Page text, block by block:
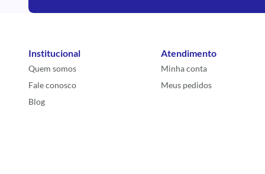
Institucional
Quem somos
Fale conosco
Blog
Atendimento
Minha conta
Meus pedidos